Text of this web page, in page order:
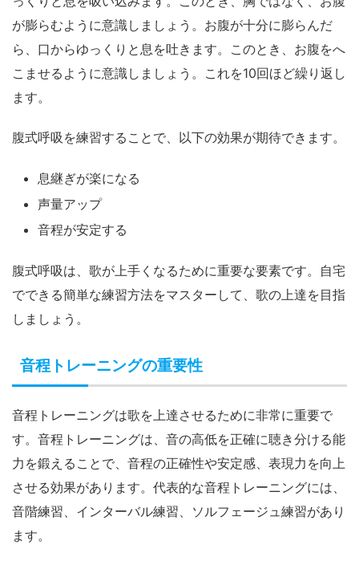
が膨らむように意識しましょう。お腹が十分に膨らんだ
ら、口からゆっくりと息を吐きます。このとき、お腹をへ
こませるように意識しましょう。これを10回ほど繰り返し
ます。
腹式呼吸を練習することで、以下の効果が期待できます。
息継ぎが楽になる
声量アップ
音程が安定する
腹式呼吸は、歌が上手くなるために重要な要素です。自宅
でできる簡単な練習方法をマスターして、歌の上達を目指
しましょう。
音程トレーニングの重要性
音程トレーニングは歌を上達させるために非常に重要で
す。音程トレーニングは、音の高低を正確に聴き分ける能
力を鍛えることで、音程の正確性や安定感、表現力を向上
させる効果があります。代表的な音程トレーニングには、
音階練習、インターバル練習、ソルフェージュ練習があり
ます。